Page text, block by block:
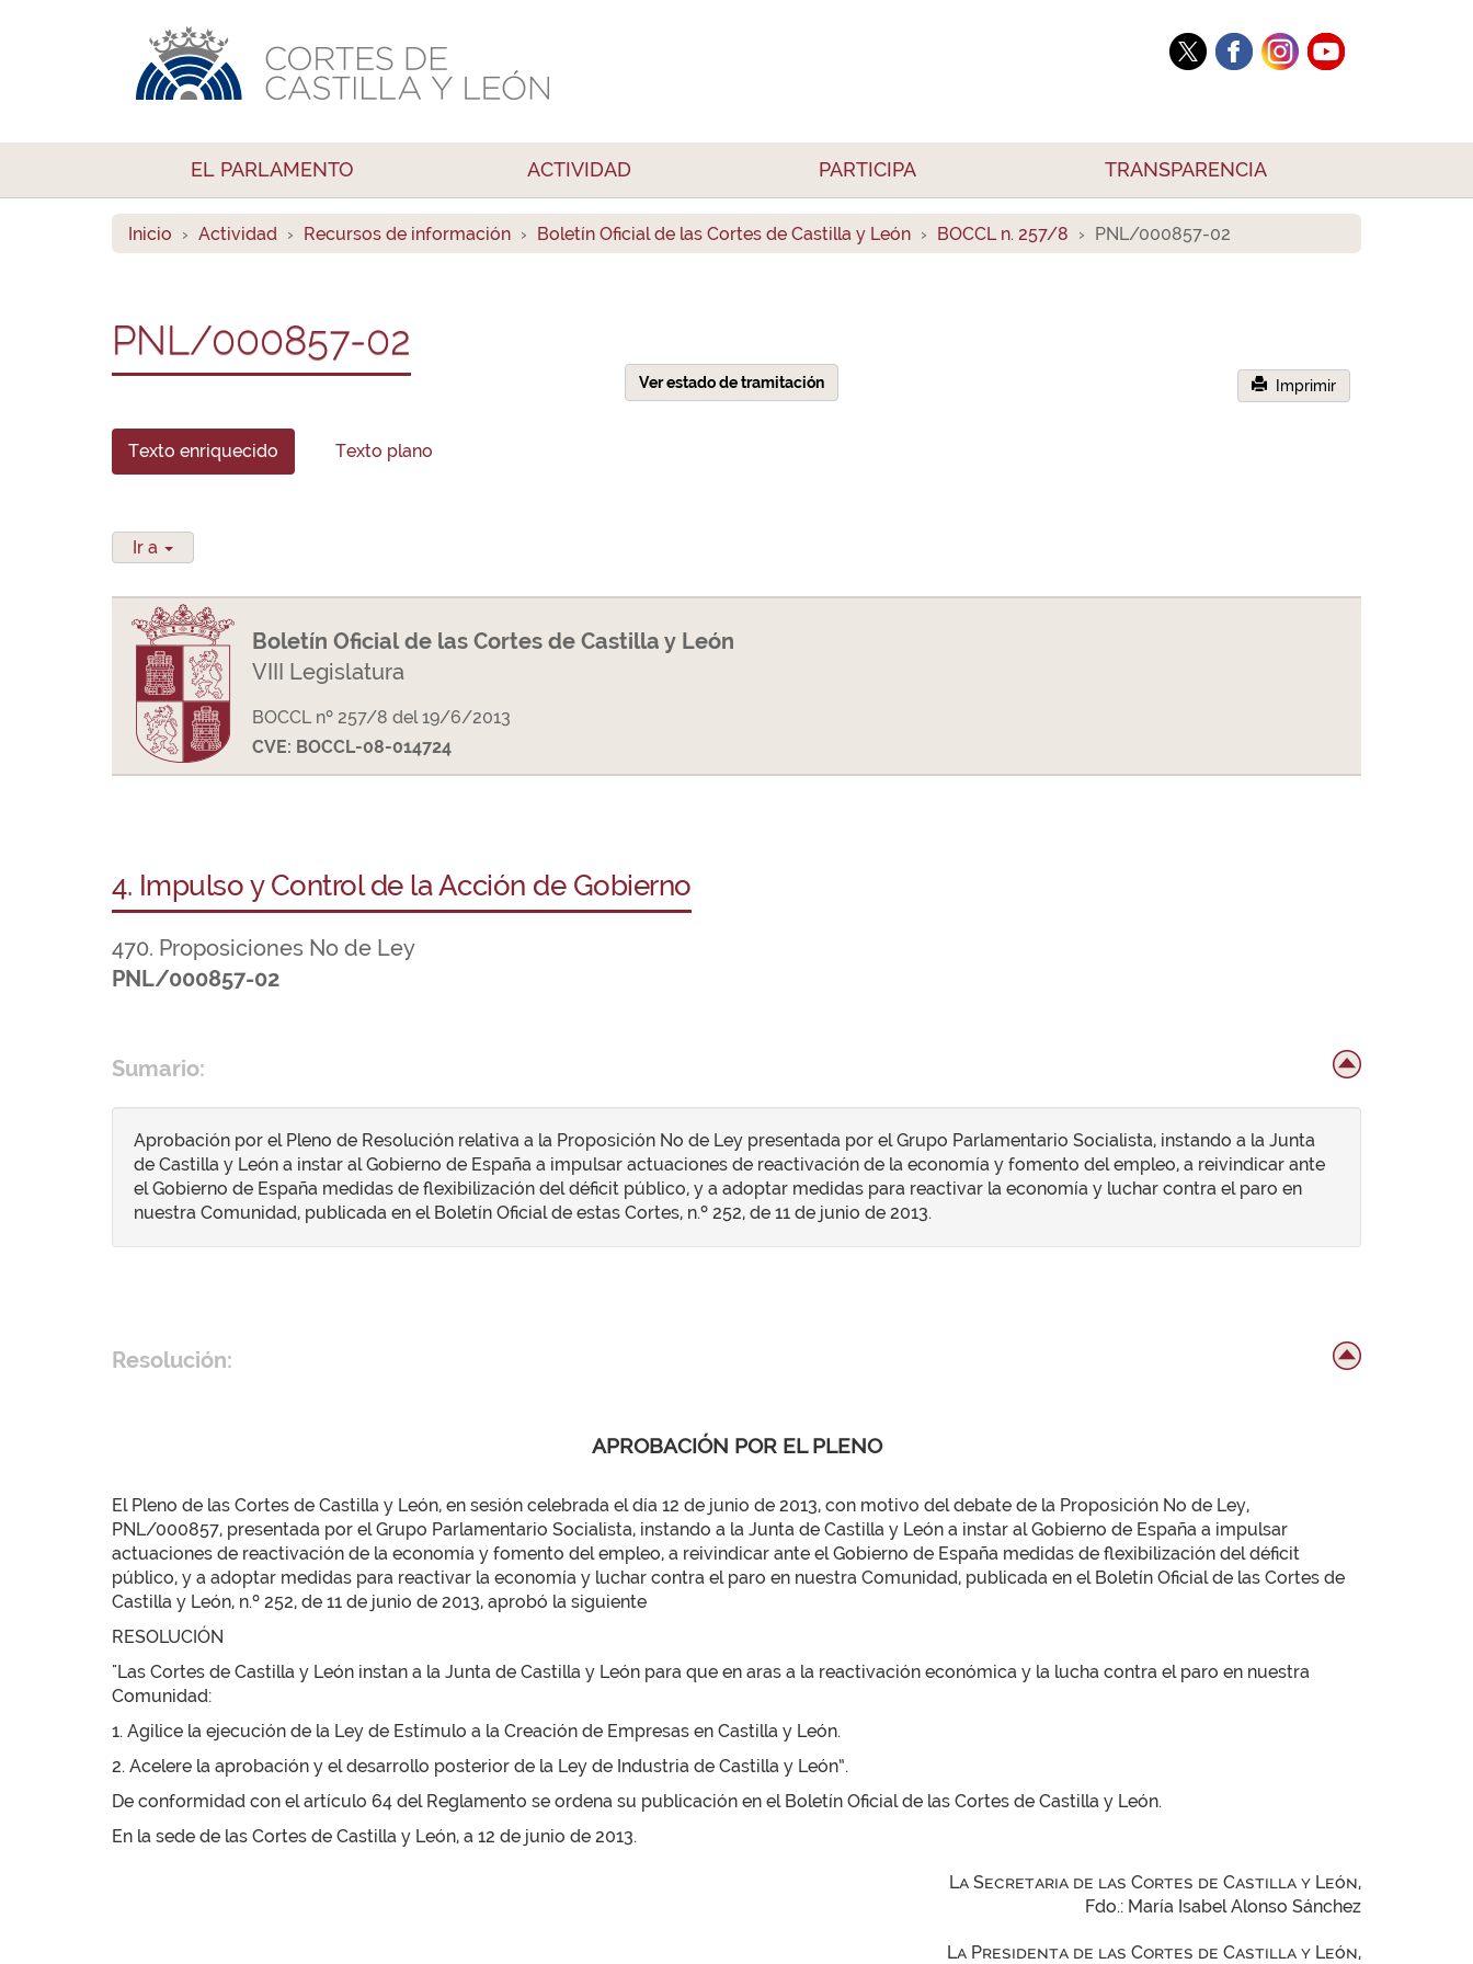
EL PARLAMENTO ACTIVIDAD PARTICIPA TRANSPARENCIA
Inicio Actividad Recursos de información Boletín Oficial de las Cortes de Castilla y León BOCCL n. 257/8 PNL/000857-02
PNL/000857-02
Ver estado de tramitación Imprimir
Texto enriquecido Texto plano
Ir a
Boletín Oficial de las Cortes de Castilla y León
VIII Legislatura
BOCCL nº 257/8 del 19/6/2013
CVE: BOCCL-08-014724
4. Impulso y Control de la Acción de Gobierno
470. Proposiciones No de Ley
PNL/000857-02
Sumario:
Aprobación por el Pleno de Resolución relativa a la Proposición No de Ley presentada por el Grupo Parlamentario Socialista, instando a la Junta
de Castilla y León a instar al Gobierno de España a impulsar actuaciones de reactivación de la economía y fomento del empleo, a reivindicar ante
el Gobierno de España medidas de flexibilización del déficit público, y a adoptar medidas para reactivar la economía y luchar contra el paro en
nuestra Comunidad, publicada en el Boletín Oficial de estas Cortes, n.º 252, de 11 de junio de 2013.
Resolución:
APROBACIÓN POR EL PLENO
El Pleno de las Cortes de Castilla y León, en sesión celebrada el día 12 de junio de 2013, con motivo del debate de la Proposición No de Ley,
PNL/000857, presentada por el Grupo Parlamentario Socialista, instando a la Junta de Castilla y León a instar al Gobierno de España a impulsar
actuaciones de reactivación de la economía y fomento del empleo, a reivindicar ante el Gobierno de España medidas de flexibilización del déficit
público, y a adoptar medidas para reactivar la economía y luchar contra el paro en nuestra Comunidad, publicada en el Boletín Oficial de las Cortes de
Castilla y León, n.º 252, de 11 de junio de 2013, aprobó la siguiente
RESOLUCIÓN
"Las Cortes de Castilla y León instan a la Junta de Castilla y León para que en aras a la reactivación económica y la lucha contra el paro en nuestra
Comunidad:
1. Agilice la ejecución de la Ley de Estímulo a la Creación de Empresas en Castilla y León.
2. Acelere la aprobación y el desarrollo posterior de la Ley de Industria de Castilla y León”.
De conformidad con el artículo 64 del Reglamento se ordena su publicación en el Boletín Oficial de las Cortes de Castilla y León.
En la sede de las Cortes de Castilla y León, a 12 de junio de 2013.
La Secretaria de las Cortes de Castilla y León,
Fdo.: María Isabel Alonso Sánchez
La Presidenta de las Cortes de Castilla y León,